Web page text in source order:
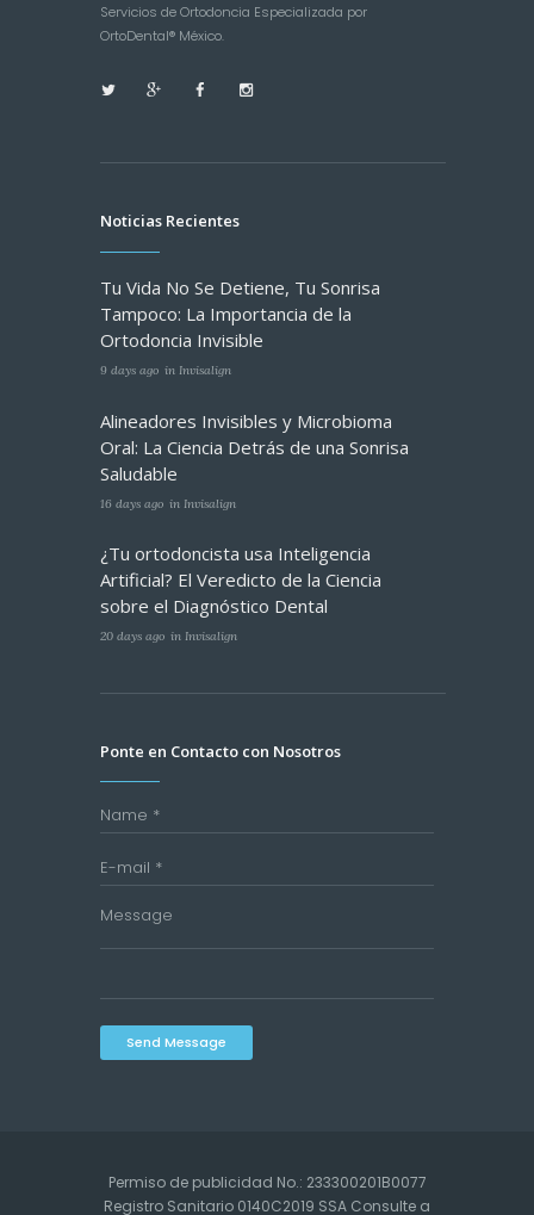
Servicios de Ortodoncia Especializada por
OrtoDental® México.
Noticias Recientes
Tu Vida No Se Detiene, Tu Sonrisa
Tampoco: La Importancia de la
Ortodoncia Invisible
9 days ago in Invisalign
Alineadores Invisibles y Microbioma
Oral: La Ciencia Detrás de una Sonrisa
Saludable
16 days ago in Invisalign
¿Tu ortodoncista usa Inteligencia
Artificial? El Veredicto de la Ciencia
sobre el Diagnóstico Dental
20 days ago in Invisalign
Ponte en Contacto con Nosotros
Send Message
Permiso de publicidad No.: 233300201B0077
Registro Sanitario 0140C2019 SSA Consulte a